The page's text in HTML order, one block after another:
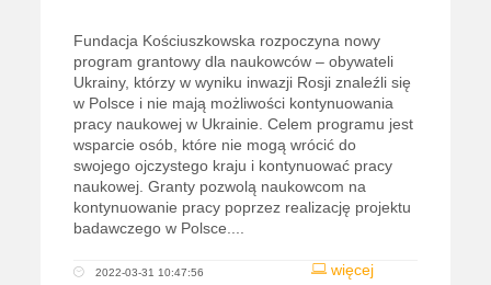
Fundacja Kościuszkowska rozpoczyna nowy
program grantowy dla naukowców – obywateli
Ukrainy, którzy w wyniku inwazji Rosji znaleźli się
w Polsce i nie mają możliwości kontynuowania
pracy naukowej w Ukrainie. Celem programu jest
wsparcie osób, które nie mogą wrócić do
swojego ojczystego kraju i kontynuować pracy
naukowej. Granty pozwolą naukowcom na
kontynuowanie pracy poprzez realizację projektu
badawczego w Polsce....
więcej
2022-03-31 10:47:56